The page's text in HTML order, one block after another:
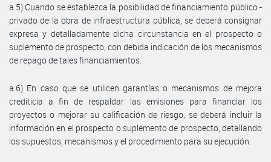
a.5) Cuando se establezca la posibilidad de financiamiento público -
privado de la obra de infraestructura pública, se deberá consignar
expresa y detalladamente dicha circunstancia en el prospecto o
suplemento de prospecto, con debida indicación de los mecanismos
de repago de tales financiamientos.
a.6) En caso que se utilicen garantías o mecanismos de mejora
crediticia a fin de respaldar las emisiones para financiar los
proyectos o mejorar su calificación de riesgo, se deberá incluir la
información en el prospecto o suplemento de prospecto, detallando
los supuestos, mecanismos y el procedimiento para su ejecución.